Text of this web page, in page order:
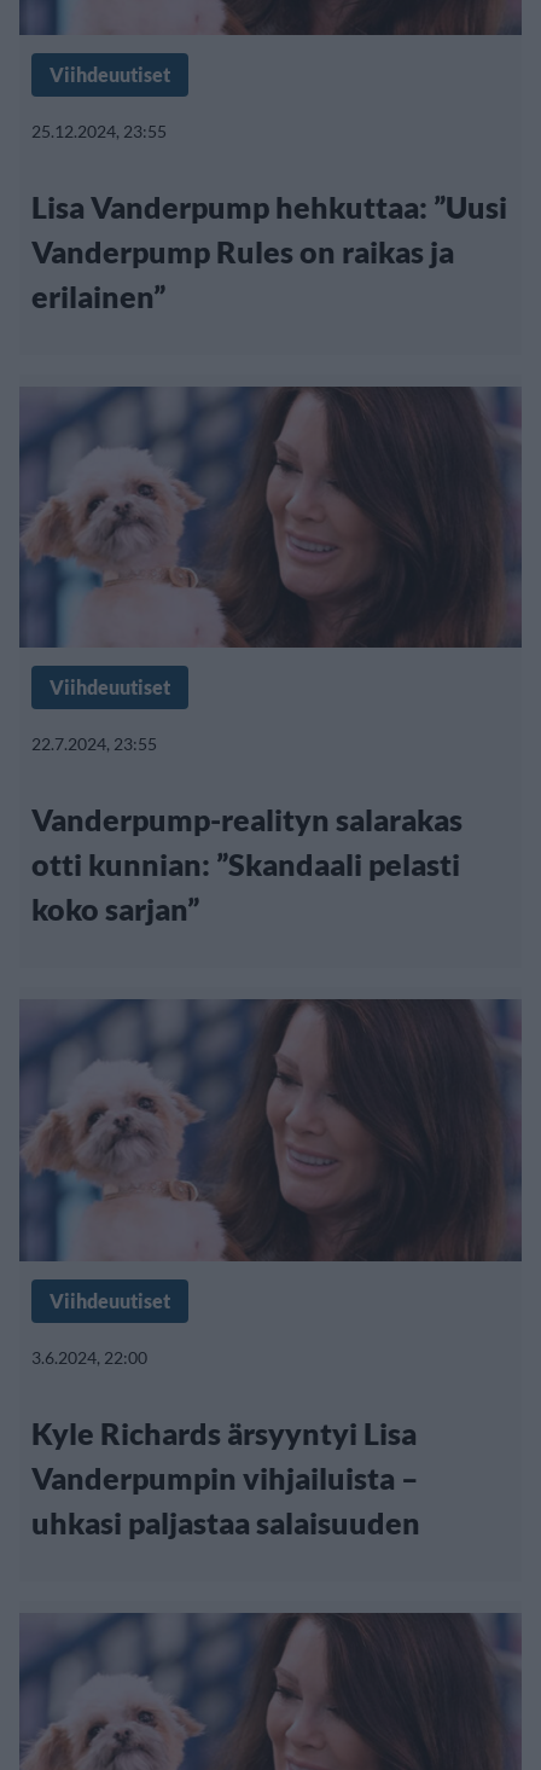
Viihdeuutiset
25.12.2024, 23:55
Lisa Vanderpump hehkuttaa: ”Uusi
Vanderpump Rules on raikas ja
erilainen”
Viihdeuutiset
22.7.2024, 23:55
Vanderpump-realityn salarakas
otti kunnian: ”Skandaali pelasti
koko sarjan”
Viihdeuutiset
3.6.2024, 22:00
Kyle Richards ärsyyntyi Lisa
Vanderpumpin vihjailuista –
uhkasi paljastaa salaisuuden